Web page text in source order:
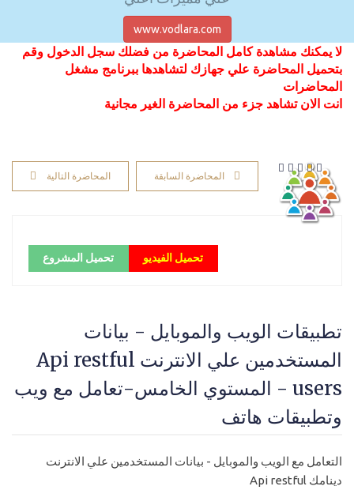
www.vodlara.com
لا يمكنك مشاهدة كامل المحاضرة من فضلك سجل الدخول وقم
بتحميل المحاضرة علي جهازك لتشاهدها ببرنامج مشغل
المحاضرات
انت الان تشاهد جزء من المحاضرة الغير مجانية
المحاضرة السابقة المحاضرة التالية
تحميل المشروع تحميل الفيديو
تطبيقات الويب والموبايل - بيانات
المستخدمين علي الانترنت Api restful
users - المستوي الخامس-تعامل مع ويب
وتطبيقات هاتف
التعامل مع الويب والموبايل - بيانات المستخدمين علي الانترنت
دينامك Api restful